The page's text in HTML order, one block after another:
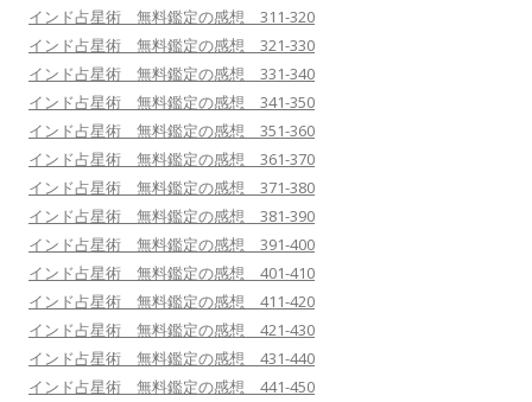
インド占星術 無料鑑定の感想 311-320
インド占星術 無料鑑定の感想 321-330
インド占星術 無料鑑定の感想 331-340
インド占星術 無料鑑定の感想 341-350
インド占星術 無料鑑定の感想 351-360
インド占星術 無料鑑定の感想 361-370
インド占星術 無料鑑定の感想 371-380
インド占星術 無料鑑定の感想 381-390
インド占星術 無料鑑定の感想 391-400
インド占星術 無料鑑定の感想 401-410
インド占星術 無料鑑定の感想 411-420
インド占星術 無料鑑定の感想 421-430
インド占星術 無料鑑定の感想 431-440
インド占星術 無料鑑定の感想 441-450